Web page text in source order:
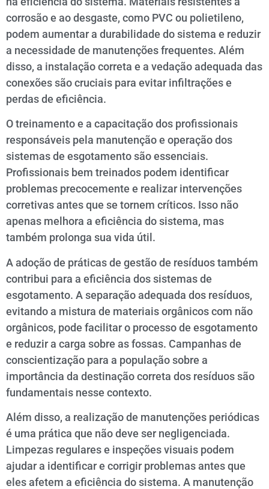
corrosão e ao desgaste, como PVC ou polietileno,
podem aumentar a durabilidade do sistema e reduzir
a necessidade de manutenções frequentes. Além
disso, a instalação correta e a vedação adequada das
conexões são cruciais para evitar infiltrações e
perdas de eficiência.
O treinamento e a capacitação dos profissionais
responsáveis pela manutenção e operação dos
sistemas de esgotamento são essenciais.
Profissionais bem treinados podem identificar
problemas precocemente e realizar intervenções
corretivas antes que se tornem críticos. Isso não
apenas melhora a eficiência do sistema, mas
também prolonga sua vida útil.
A adoção de práticas de gestão de resíduos também
contribui para a eficiência dos sistemas de
esgotamento. A separação adequada dos resíduos,
evitando a mistura de materiais orgânicos com não
orgânicos, pode facilitar o processo de esgotamento
e reduzir a carga sobre as fossas. Campanhas de
conscientização para a população sobre a
importância da destinação correta dos resíduos são
fundamentais nesse contexto.
Além disso, a realização de manutenções periódicas
é uma prática que não deve ser negligenciada.
Limpezas regulares e inspeções visuais podem
ajudar a identificar e corrigir problemas antes que
eles afetem a eficiência do sistema. A manutenção